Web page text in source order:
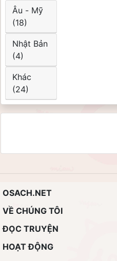
Âu - Mỹ
(18)
Nhật Bản
(4)
Khác
(24)
OSACH.NET
VỀ CHÚNG TÔI
ĐỌC TRUYỆN
HOẠT ĐỘNG